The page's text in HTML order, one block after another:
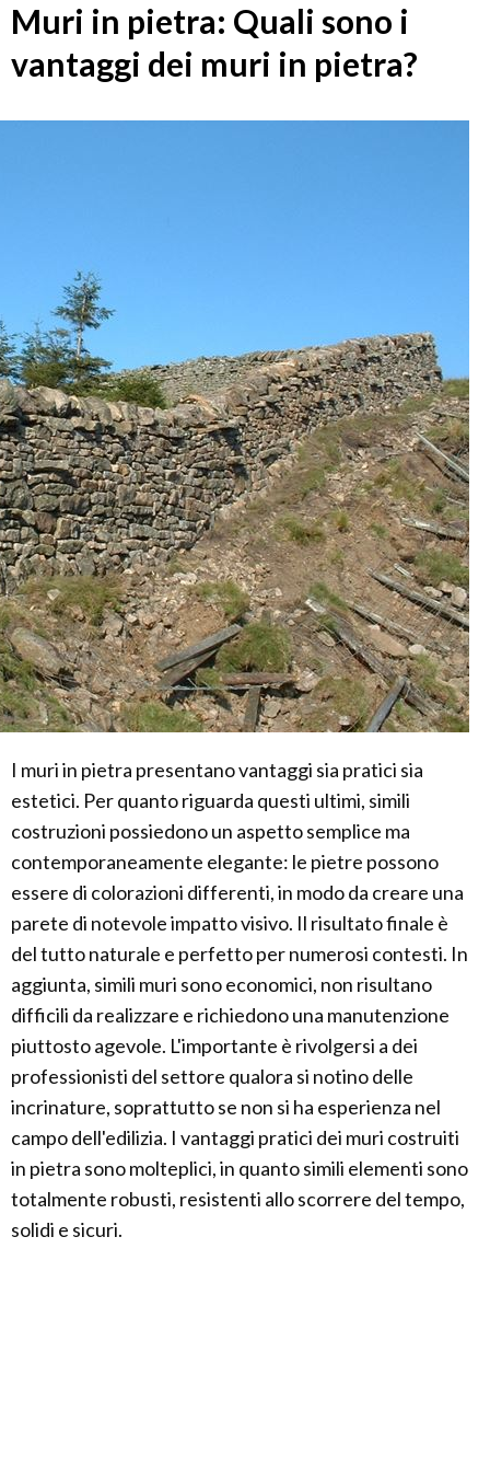
Muri in pietra: Quali sono i
vantaggi dei muri in pietra?
I muri in pietra presentano vantaggi sia pratici sia
estetici. Per quanto riguarda questi ultimi, simili
costruzioni possiedono un aspetto semplice ma
contemporaneamente elegante: le pietre possono
essere di colorazioni differenti, in modo da creare una
parete di notevole impatto visivo. Il risultato finale è
del tutto naturale e perfetto per numerosi contesti. In
aggiunta, simili muri sono economici, non risultano
difficili da realizzare e richiedono una manutenzione
piuttosto agevole. L'importante è rivolgersi a dei
professionisti del settore qualora si notino delle
incrinature, soprattutto se non si ha esperienza nel
campo dell'edilizia. I vantaggi pratici dei muri costruiti
in pietra sono molteplici, in quanto simili elementi sono
totalmente robusti, resistenti allo scorrere del tempo,
solidi e sicuri.